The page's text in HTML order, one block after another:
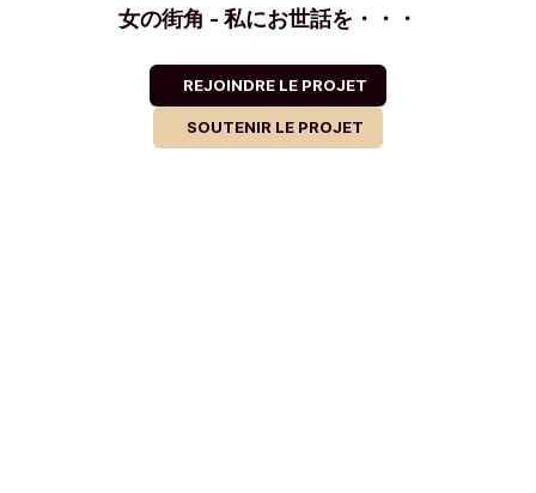
女の街角 - 私にお世話を・・・
REJOINDRE LE PROJET
SOUTENIR LE PROJET